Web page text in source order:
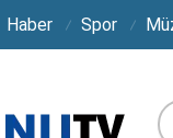
Haber Spor